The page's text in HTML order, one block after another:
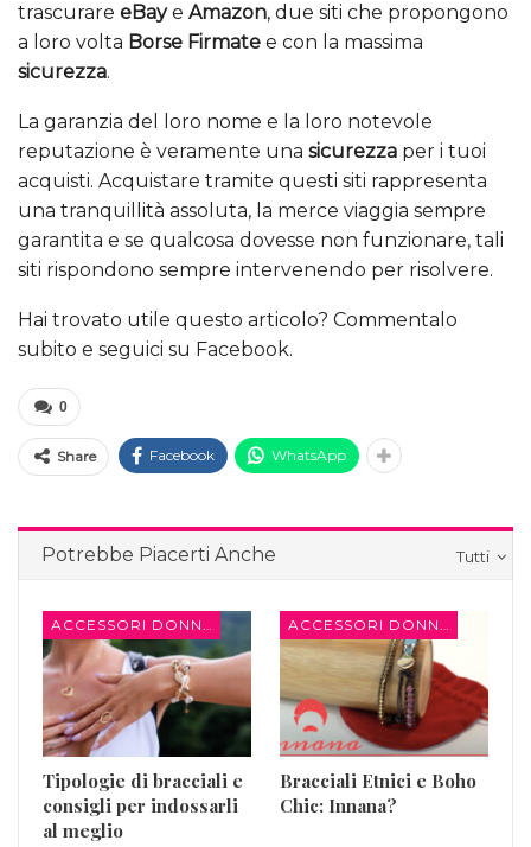
trascurare eBaye Amazon, due siti che propongono
a loro volta Borse Firmate e con la massima
sicurezza.
La garanzia del loro nome e la loro notevole
reputazione è veramente una sicurezza per i tuoi
acquisti. Acquistare tramite questi siti rappresenta
una tranquillità assoluta, la merce viaggia sempre
garantita e se qualcosa dovesse non funzionare, tali
siti rispondono sempre intervenendo per risolvere.
Hai trovato utile questo articolo? Commentalo
subito e seguici su Facebook.
0
Share Facebook WhatsApp
Tutti
Potrebbe Piacerti Anche
ACCESSORI DONNA
Tipologie di bracciali e
consigli per indossarli
al meglio
ACCESSORI DONNA
Bracciali Etnici e Boho
Chic: Innana?